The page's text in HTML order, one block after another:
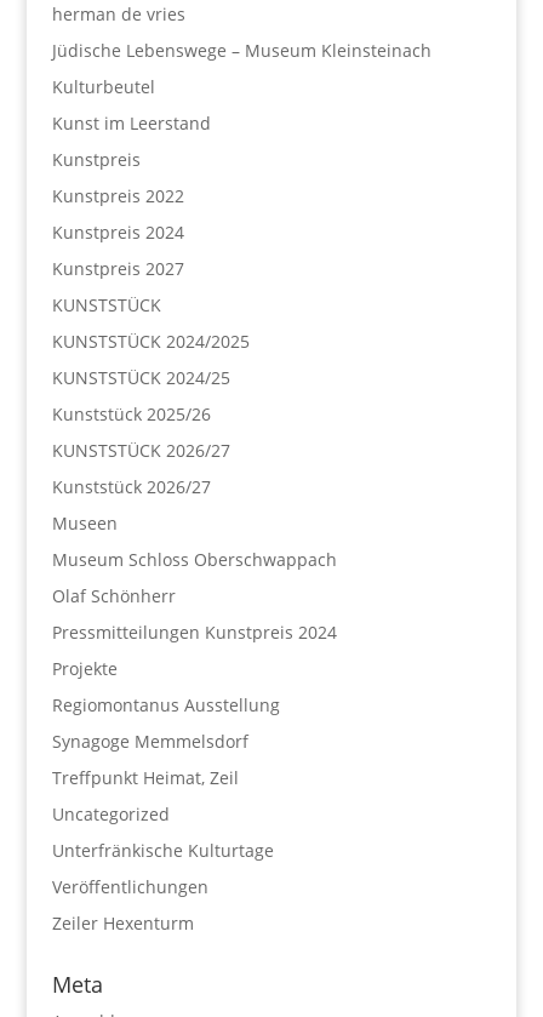
herman de vries
Jüdische Lebenswege – Museum Kleinsteinach
Kulturbeutel
Kunst im Leerstand
Kunstpreis
Kunstpreis 2022
Kunstpreis 2024
Kunstpreis 2027
KUNSTSTÜCK
KUNSTSTÜCK 2024/2025
KUNSTSTÜCK 2024/25
Kunststück 2025/26
KUNSTSTÜCK 2026/27
Kunststück 2026/27
Museen
Museum Schloss Oberschwappach
Olaf Schönherr
Pressmitteilungen Kunstpreis 2024
Projekte
Regiomontanus Ausstellung
Synagoge Memmelsdorf
Treffpunkt Heimat, Zeil
Uncategorized
Unterfränkische Kulturtage
Veröffentlichungen
Zeiler Hexenturm
Meta